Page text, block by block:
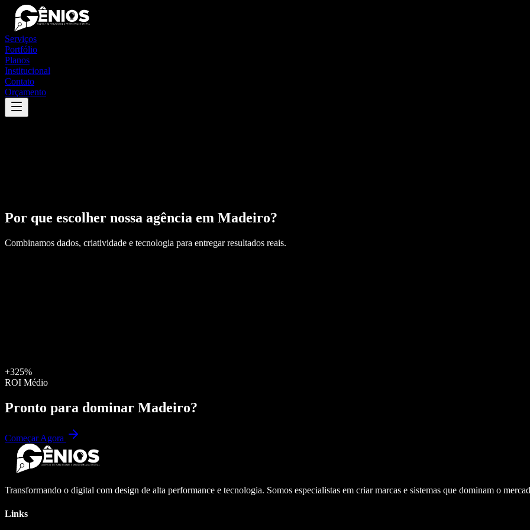
Serviços
Portfólio
Planos
Institucional
Contato
Orçamento
Por que escolher nossa agência em Madeiro?
Combinamos dados, criatividade e tecnologia para entregar resultados reais.
+325%
ROI Médio
Pronto para dominar Madeiro?
Começar Agora
Transformando o digital com design de alta performance e tecnologia. Somos especialistas em criar marcas e sistemas que dominam o
Links